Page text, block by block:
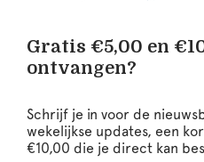
Gratis €5,00 en
ontvangen?
Schrijf je in voor de
wekelijkse updates, een
€10,00 die je direct kan